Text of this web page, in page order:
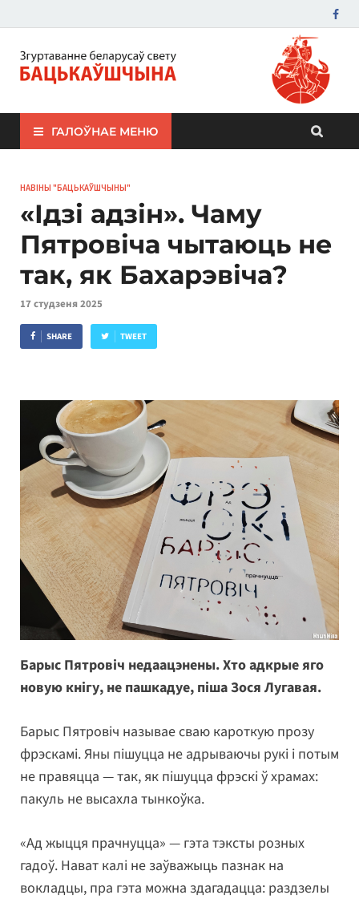
ЗБС "Бацькаўшчына"
ГАЛОЎНАЕ МЕНЮ
НАВІНЫ "БАЦЬКАЎШЧЫНЫ"
«Ідзі адзін». Чаму
Пятровіча чытаюць не
так, як Бахарэвіча?
17 студзеня 2025
SHARE TWEET
Барыс Пятровіч недаацэнены. Хто адкрые яго
новую кнігу, не пашкадуе, піша Зося Лугавая.
Барыс Пятровіч называе сваю кароткую прозу
фрэскамі. Яны пішуцца не адрываючы рукі і потым
не правяцца — так, як пішуцца фрэскі ў храмах:
пакуль не высахла тынкоўка.
«Ад жыцця прачнуцца» — гэта тэксты розных
гадоў. Нават калі не заўважыць пазнак на
вокладцы, пра гэта можна здагадацца: раздзелы